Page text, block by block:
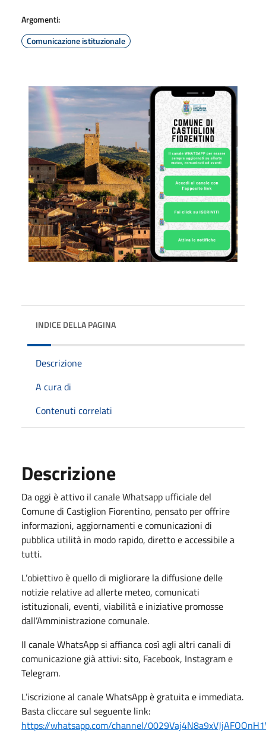
Argomenti:
Comunicazione istituzionale
INDICE DELLA PAGINA
Descrizione
A cura di
Contenuti correlati
Descrizione
Da oggi è attivo il canale Whatsapp ufficiale del
Comune di Castiglion Fiorentino, pensato per offrire
informazioni, aggiornamenti e comunicazioni di
pubblica utilità in modo rapido, diretto e accessibile a
tutti.
L’obiettivo è quello di migliorare la diffusione delle
notizie relative ad allerte meteo, comunicati
istituzionali, eventi, viabilità e iniziative promosse
dall’Amministrazione comunale.
Il canale WhatsApp si affianca così agli altri canali di
comunicazione già attivi: sito, Facebook, Instagram e
Telegram.
L’iscrizione al canale WhatsApp è gratuita e immediata.
Basta cliccare sul seguente link:
https://whatsapp.com/channel/